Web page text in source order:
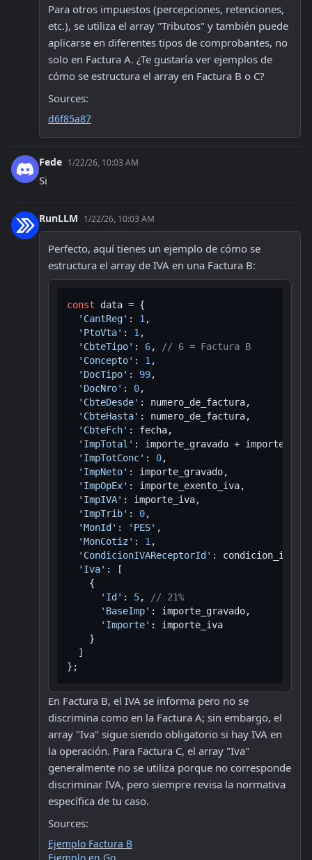
Para otros impuestos (percepciones, retenciones,
etc.), se utiliza el array "Tributos" y también puede
aplicarse en diferentes tipos de comprobantes, no
solo en Factura A. ¿Te gustaría ver ejemplos de
cómo se estructura el array en Factura B o C?
Sources:
d6f85a87
Fede 1/22/26, 10:03 AM
Si
RunLLM 1/22/26, 10:03 AM
Perfecto, aquí tienes un ejemplo de cómo se
estructura el array de IVA en una Factura B:
const data = {
'CantReg' : 1 ,
'PtoVta' : 1 ,
'CbteTipo' : 6,
// 6 = Factura B
'Concepto' : 1 ,
'DocTipo' : 99,
'DocNro' : 0,
'CbteDesde' : numero_de_factura,
'CbteHasta' : numero_de_factura,
'CbteFch' : fecha,
'ImpTotal' : importe_gravado +
'ImpTotConc' : 0,
'ImpNeto' : importe_gravado,
'ImpOpEx' : importe_exento_iva,
'ImpIVA' : importe_iva,
'ImpTrib' : 0,
'MonId' : 'PES' ,
'MonCotiz' : 1 ,
'CondicionIVAReceptorId' :
'Iva' : [
    {
'Id' : 5,
// 21%
'BaseImp' : importe_gravado,
'Importe' : importe_iva
    }
  ]
En Factura B, el IVA se informa pero no se
discrimina como en la Factura A; sin embargo, el
array "Iva" sigue siendo obligatorio si hay IVA en
la operación. Para Factura C, el array "Iva"
generalmente no se utiliza porque no corresponde
discriminar IVA, pero siempre revisa la normativa
específica de tu caso.
Sources:
Ejemplo Factura B